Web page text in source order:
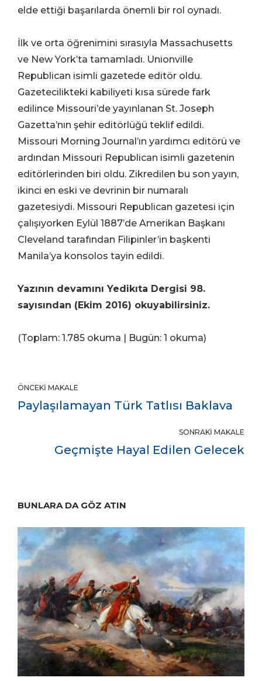
elde ettiği başarılarda önemli bir rol oynadı.
İlk ve orta öğrenimini sırasıyla Massachusetts
ve New York’ta tamamladı. Unionville
Republican isimli gazetede editör oldu.
Gazetecilikteki kabiliyeti kısa sürede fark
edilince Missouri’de yayınlanan St. Joseph
Gazetta’nın şehir editörlüğü teklif edildi.
Missouri Morning Journal’ın yardımcı editörü ve
ardından Missouri Republican isimli gazetenin
editörlerinden biri oldu. Zikredilen bu son yayın,
ikinci en eski ve devrinin bir numaralı
gazetesiydi. Missouri Republican gazetesi için
çalışıyorken Eylül 1887’de Amerikan Başkanı
Cleveland tarafından Filipinler’in başkenti
Manila’ya konsolos tayin edildi.
Yazının devamını Yedikıta Dergisi 98.
sayısından (Ekim 2016) okuyabilirsiniz.
(Toplam: 1.785 okuma | Bugün: 1 okuma)
ÖNCEKI MAKALE
Paylaşılamayan Türk Tatlısı Baklava
SONRAKI MAKALE
Geçmişte Hayal Edilen Gelecek
BUNLARA DA GÖZ ATIN